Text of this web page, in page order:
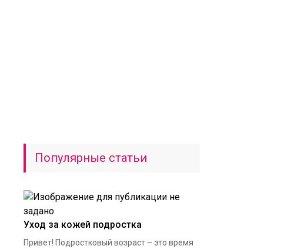
Популярные статьи
Уход за кожей подростка
Привет! Подростковый возраст – это время